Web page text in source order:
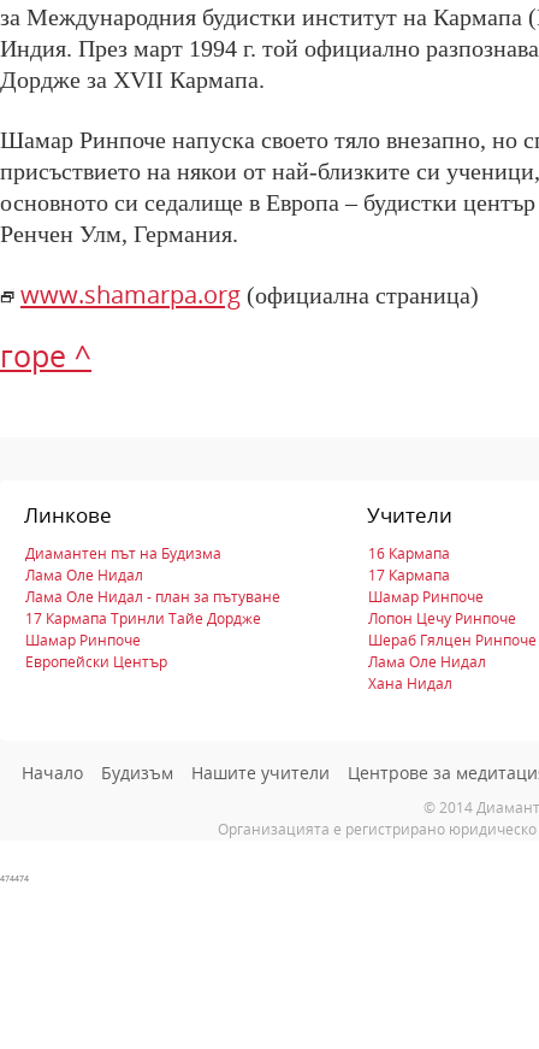
за Международния будистки институт на
Индия. През март 1994 г. той официално
Дордже за XVII Кармапа.
Шамар Ринпоче напуска своето тяло внезапно, но
присъствието на някои от най-близките си
основното си седалище в Европа – будистки
Ренчен Улм, Германия.
www.shamarpa.org (официална страница)
горе ^
Линкове
Диамантен път на Будизма
Лама Оле Нидал
Лама Оле Нидал - план за пътуване
17 Кармапа Тринли Тайе Дордже
Шамар Ринпоче
Европейски Център
Учители
16 Кармапа
17 Кармапа
Шамар Ринпоче
Лопон Цечу Ринпоче
Шераб Гялцен Ринпоче
Лама Оле Нидал
Хана Нидал
Начало Будизъм Нашите учители Центрове за
© 2014
Организацията е регистрирано
474474